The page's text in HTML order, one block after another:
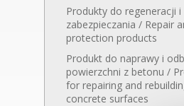
Produkty do regeneracji i
zabezpieczania / Repair
protection products
Produkt do naprawy i
powierzchni z betonu /
for repairing and
concrete surfaces